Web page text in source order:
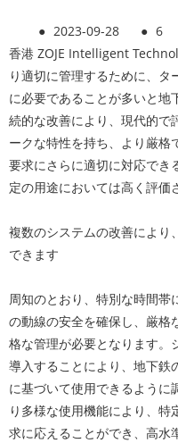
● 2023-09-28 ● 6
香港 ZOJE Intelligent
り適切に管理するために、
に必要であることが多いと地
続的な改善により、現代的で
ークな特性を持ち、より厳格
要求にさらに適切に対応でき
定の用途においては高く評価
複数のシステムの改善により
できます
周知のとおり、特別な時間帯
の動線の安全を確保し、厳格
格な管理が必要となります。
導入することにより、地下鉄
に基づいて使用できるように
り多様な使用機能により、
求に応えることができ、高水